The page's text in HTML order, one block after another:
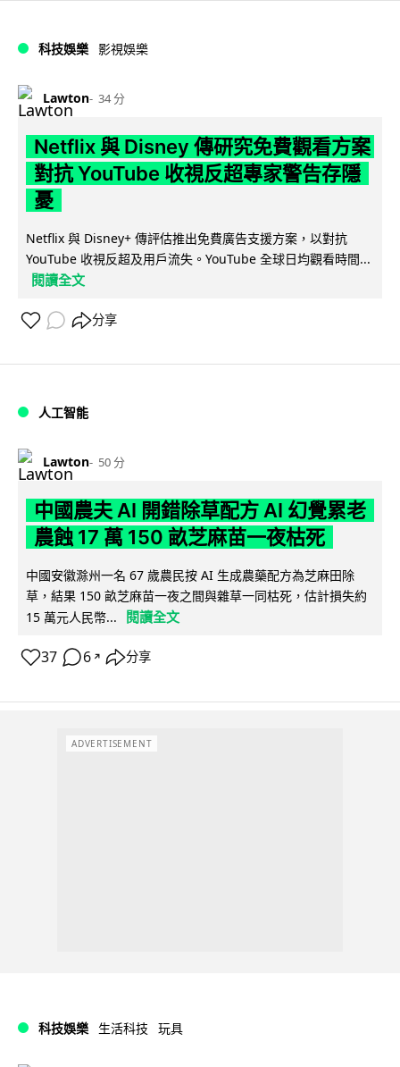
科技娛樂 影視娛樂
Lawton 34 分
Netflix 與 Disney 傳研究免費觀看方案
對抗 YouTube 收視反超專家警告存隱
憂
Netflix 與 Disney+ 傳評估推出免費廣告支援方案，以對抗
YouTube 收視反超及用戶流失。YouTube 全球日均觀看時間...
閱讀全文
分享
人工智能
Lawton 50 分
中國農夫 AI 開錯除草配方 AI 幻覺累老
農蝕 17 萬 150 畝芝麻苗一夜枯死
中國安徽滁州一名 67 歲農民按 AI 生成農藥配方為芝麻田除
草，結果 150 畝芝麻苗一夜之間與雜草一同枯死，估計損失約
15 萬元人民幣...
閱讀全文
37 6 ↗ 分享
ADVERTISEMENT
科技娛樂 生活科技 玩具